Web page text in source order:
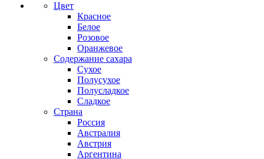
Цвет
Красное
Белое
Розовое
Оранжевое
Содержание сахара
Сухое
Полусухое
Полусладкое
Сладкое
Страна
Россия
Австралия
Австрия
Аргентина